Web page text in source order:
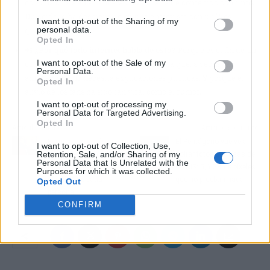
I want to opt-out of the Sharing of my
personal data.
Opted In
I want to opt-out of the Sale of my
Personal Data.
Opted In
I want to opt-out of processing my
Personal Data for Targeted Advertising.
Opted In
I want to opt-out of Collection, Use,
Retention, Sale, and/or Sharing of my
Personal Data that Is Unrelated with the
Purposes for which it was collected.
Opted Out
CONFIRM
con una crisis en su amistad por la falta de contenido conjunto.
Dulceida lo ha desmentido en una entrevista con un 'Nos
queremos mucho'.
culebrón sin fundamento que demuestra que, a veces, la
amistad real no necesita explicaciones públicas. Y porque el
Artículo anterior
Estudiar con música no
es truco mágico ni error:
la ciencia revela que
depende de cada
persona
soltar fotos borrosas de
OVNIS: 5,6 GB de píxeles